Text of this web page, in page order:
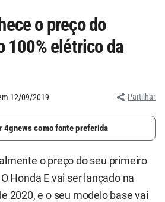
o preço do
100% elétrico da
12/09/2019 Partilhar
4gnews como fonte preferida
o preço do seu primeiro
Honda E vai ser lançado na
2020, e o seu modelo base vai